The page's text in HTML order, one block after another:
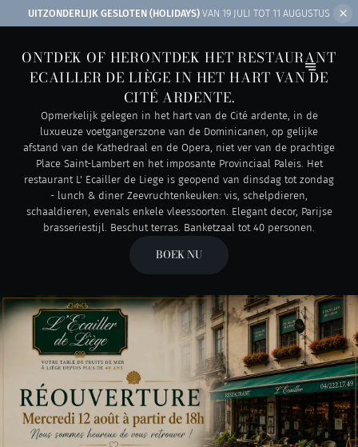
UITZONDERLIJK GESLOTEN (HOLIDAYS) VAN 19 JULI TOT 11 AUGUSTUS
ONTDEK OF HERONTDEK HET RESTAURANT
ECAILLER DE LIÈGE IN HET HART VAN DE
CITÉ ARDENTE.
Opmerkelijk gelegen in het hart van de Cité ardente, in de
luxueuze voetgangerszone van de Dominicanen, op gelijke
afstand van de Kathedraal en de Opera, niet ver van de prachtige
Place Saint-Lambert en het imposante Provinciaal Paleis. Het
restaurant L' Ecailler de Liege is geopend van dinsdag tot zondag
- lunch & diner Zeevruchtenkeuken: vis, schelpdieren,
schaaldieren, evenals enkele vleessoorten. Elegant decor, Parijse
brasseriestijl. Beschut terras. Banketzaal tot 40 personen.
BOEK NU